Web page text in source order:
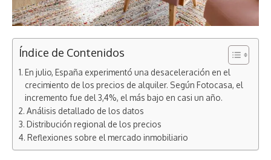
Índice de Contenidos
En julio, España experimentó una desaceleración en el
crecimiento de los precios de alquiler. Según Fotocasa, el
incremento fue del 3,4%, el más bajo en casi un año.
Análisis detallado de los datos
Distribución regional de los precios
Reflexiones sobre el mercado inmobiliario